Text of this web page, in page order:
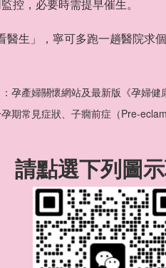
控，必要時需提早催生。
生」，寧可多跑一趟醫院求
：孕產婦關懷網站及最新版《孕婦
孕期常見症狀、子癇前症（Pre-
請點選下列圖